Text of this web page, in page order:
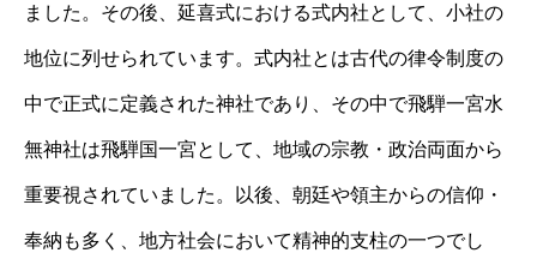
ました。その後、延喜式における式内社として、小社の
地位に列せられています。式内社とは古代の律令制度の
中で正式に定義された神社であり、その中で飛騨一宮水
無神社は飛騨国一宮として、地域の宗教・政治両面から
重要視されていました。以後、朝廷や領主からの信仰・
奉納も多く、地方社会において精神的支柱の一つでし